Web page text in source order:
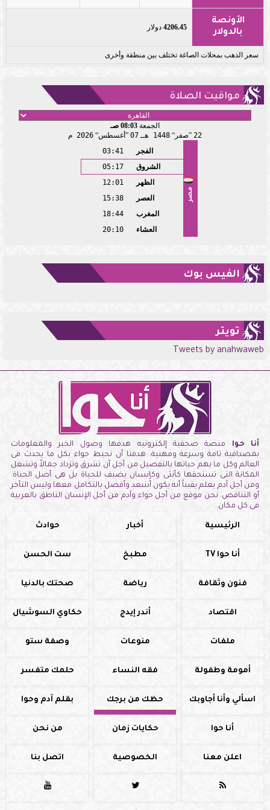
الأونصة
بالدولار
4206.45 دولار
سعر الذهب بمحلات الصاغة تختلف بين منطقة وأخرى
مواقيت الصلاة
الجمعة 08:03 صـ
22
صفر 1448 هـ 07 أغسطس 2026 م
مصر
الفجر
03:41
الشروق
05:17
الظهر
12:01
العصر
15:38
المغرب
18:44
العشاء
20:10
الفيس بوك
تويتر
Tweets by anahwaweb
أنا حوا منصة صحفية إلكترونيه هدفها وصول الخبر والمعلومات
بمصداقية تامة وسرعة ومهنية. هدفنا أن نحيط حواء بكل ما يحدث فى
العالم وكل ما يهم حياتها بالتفصيل من أجل أن تشرق وتزداد جمالاً وتشغل
المكانة التى تستحقها كأنثى وكإنسان يضيف للحياة بل هى أصل الحياة.
ومن أجل آدم يعلم يقيناً أنه يكون أسعد وأفضل بالتكامل معها وليس التأخر
أو التناقض. نحن موقع من أجل حواء وآدم من أجل الإنسان الناطق بالعربية
فى كل مكان.
الرئيسية أخبار حوادث
أنا حوا TV مطبخ ست الحسن
فنون وثقافة رياضة صحتك بالدنيا
اقتصاد أندر إيدج حكاوي السوشيال
ملفات منوعات وصفة ستو
أمومة وطفولة فقه النساء حلمك متفسر
اسألي وأنا أجاوبك حظك من برجك بقلم آدم وحوا
أنا حوا حكايات زمان من نحن
اعلن معنا الخصوصية اتصل بنا


